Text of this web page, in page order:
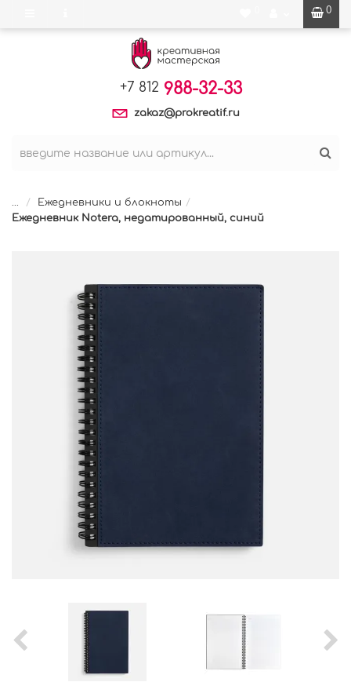
0
+7 812 988-32-33
zakaz@prokreatif.ru
...
Ежедневники и блокноты
Ежедневник Notera, недатированный, синий